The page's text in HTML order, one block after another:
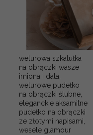
welurowa szkatułka
na obrączki wasze
imiona i data,
welurowe pudełko
na obrączki ślubne,
eleganckie aksamitne
pudełko na obrączki
ze złotymi napisami,
wesele glamour